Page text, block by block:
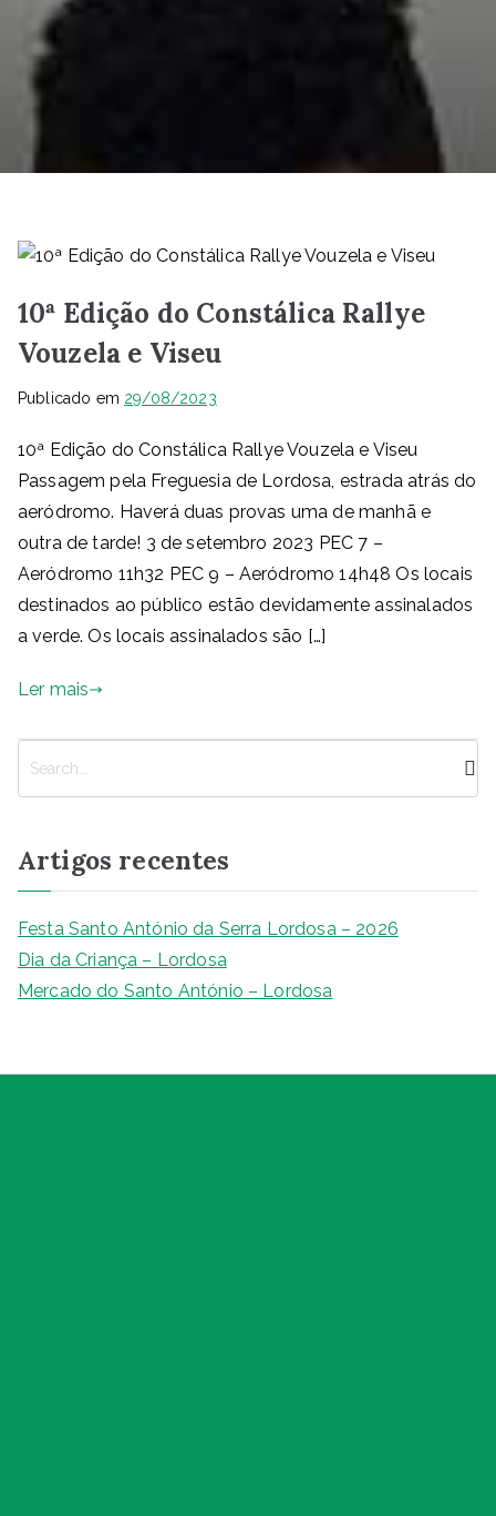
10ª Edição do Constálica Rallye
Vouzela e Viseu
Publicado em 29/08/2023
10ª Edição do Constálica Rallye Vouzela e Viseu
Passagem pela Freguesia de Lordosa, estrada atrás do
aeródromo. Haverá duas provas uma de manhã e
outra de tarde! 3 de setembro 2023 PEC 7 –
Aeródromo 11h32 PEC 9 – Aeródromo 14h48 Os locais
destinados ao público estão devidamente assinalados
a verde. Os locais assinalados são […]
Ler mais
u
i
s
r
Artigos recentes
Festa Santo António da Serra Lordosa – 2026
Dia da Criança – Lordosa
Mercado do Santo António – Lordosa